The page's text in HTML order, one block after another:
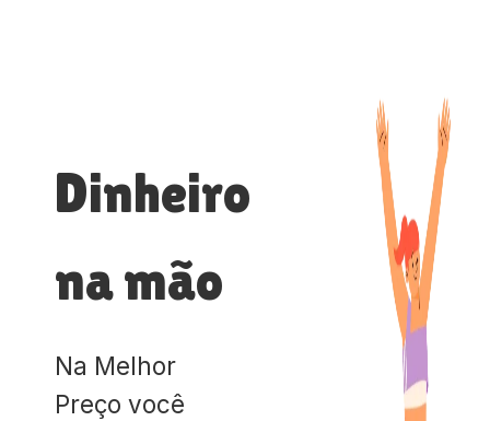
Dinheiro
na mão
Na Melhor
Preço você